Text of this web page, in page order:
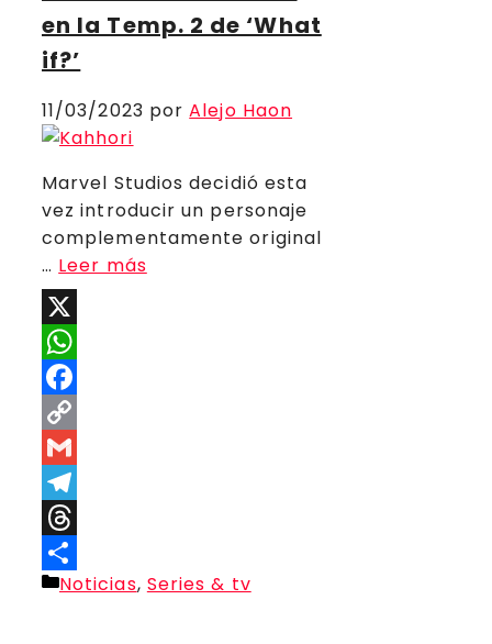
en la Temp. 2 de ‘What
if?’
11/03/2023 porAlejo Haon
Marvel Studios decidió esta
vez introducir un personaje
complementamente original
… Leer más
X
WhatsApp
Facebook
Copy
Link
Gmail
Telegram
Threads
Compartir
Categorías
Noticias, Series & tv